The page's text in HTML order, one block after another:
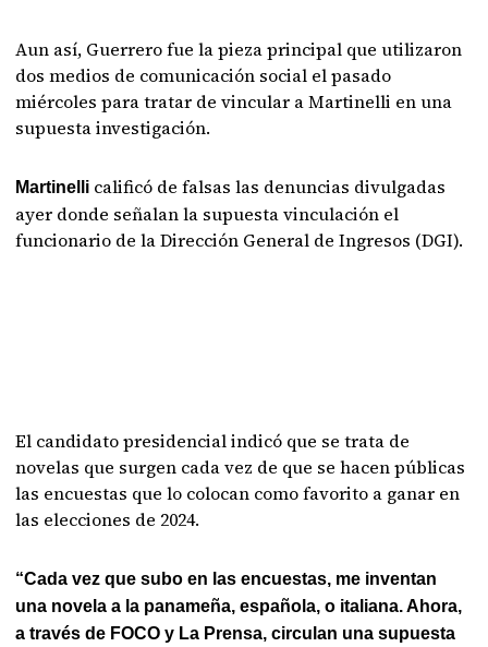
Aun así, Guerrero fue la pieza principal que utilizaron
dos medios de comunicación social el pasado
miércoles para tratar de vincular a Martinelli en una
supuesta investigación.
Martinelli calificó de falsas las denuncias divulgadas
ayer donde señalan la supuesta vinculación el
funcionario de la Dirección General de Ingresos (DGI).
El candidato presidencial indicó que se trata de
novelas que surgen cada vez de que se hacen públicas
las encuestas que lo colocan como favorito a ganar en
las elecciones de 2024.
“Cada vez que subo en las encuestas, me inventan
una novela a la panameña, española, o italiana. Ahora,
a través de FOCO y La Prensa, circulan una supuesta